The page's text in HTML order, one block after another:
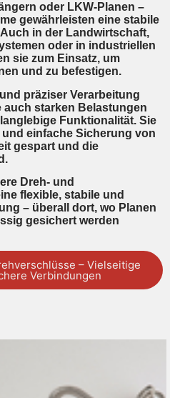
oder LKW-Planen –
gewährleisten eine stabile
in der Landwirtschaft,
oder in industriellen
sie zum Einsatz, um
und zu befestigen.
präziser Verarbeitung
auch starken Belastungen
Funktionalität. Sie
einfache Sicherung von
gespart und die
Dreh- und
flexible, stabile und
– überall dort, wo Planen
gesichert werden
– Vielseitige
Verbindungen